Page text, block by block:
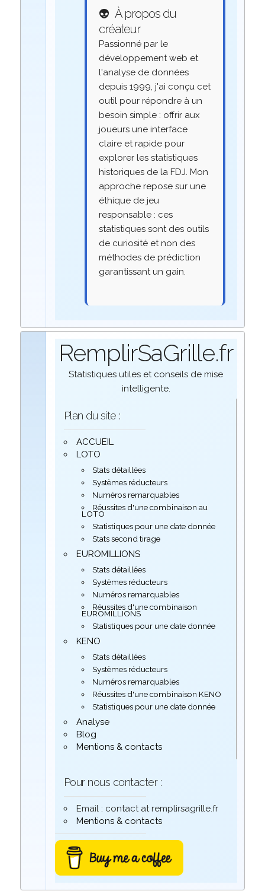
👽 À propos du
créateur
Passionné par le
développement web et
l'analyse de données
depuis 1999, j'ai conçu cet
outil pour répondre à un
besoin simple : offrir aux
joueurs une interface
claire et rapide pour
explorer les statistiques
historiques de la FDJ. Mon
approche repose sur une
éthique de jeu
responsable : ces
statistiques sont des outils
de curiosité et non des
méthodes de prédiction
garantissant un gain.
RemplirSaGrille.fr
Statistiques utiles et conseils de mise
intelligente.
Plan du site :
ACCUEIL
LOTO
Stats détaillées
Systèmes réducteurs
Numéros remarquables
Réussites d'une combinaison au
LOTO
Statistiques pour une date donnée
Stats second tirage
EUROMILLIONS
Stats détaillées
Systèmes réducteurs
Numéros remarquables
Réussites d'une combinaison
EUROMILLIONS
Statistiques pour une date donnée
KENO
Stats détaillées
Systèmes réducteurs
Numéros remarquables
Réussites d'une combinaison KENO
Statistiques pour une date donnée
Analyse
Blog
Mentions & contacts
Pour nous contacter :
Email : contact at remplirsagrille.fr
Mentions & contacts